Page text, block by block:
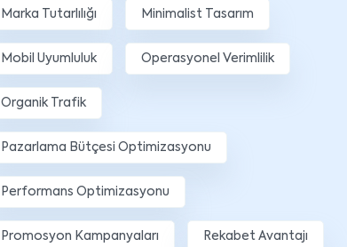
Marka Tutarlılığı Minimalist Tasarım
Mobil Uyumluluk Operasyonel Verimlilik
Organik Trafik
Pazarlama Bütçesi Optimizasyonu
Performans Optimizasyonu
Promosyon Kampanyaları Rekabet Avantajı